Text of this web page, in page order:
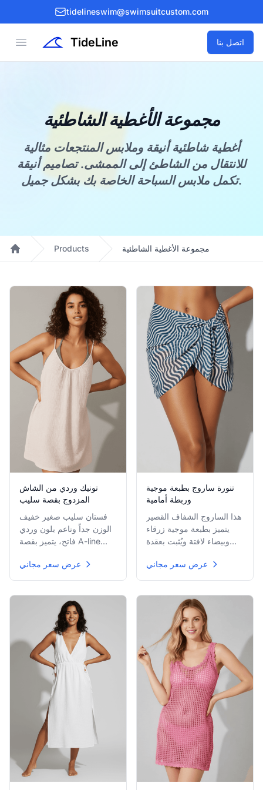
tidelineswim@swimsuitcustom.com
Open menu TideLine اتصل بنا
مجموعة الأغطية الشاطئية
أغطية شاطئية أنيقة وملابس المنتجعات مثالية
للانتقال من الشاطئ إلى الممشى. تصاميم أنيقة
تكمل ملابس السباحة الخاصة بك بشكل جميل.
Home
Products مجموعة الأغطية الشاطئية
Products
تونيك وردي من الشاش
المزدوج بقصة سليب
فستان سليب صغير خفيف
الوزن جداً وناعم بلون وردي
فاتح، يتميز بقصة A-line
رقيقة، وملمس شاش
مزدوج مجعد للراحة.
عرض سعر مجاني
تنورة ساروج بطبعة موجية
وربطة أمامية
هذا الساروج الشفاف القصير
يتميز بطبعة موجية زرقاء
وبيضاء لافتة ويُثبت بعقدة
تغطية بسيطة فوق ملابس
السباحة.
عرض سعر مجاني